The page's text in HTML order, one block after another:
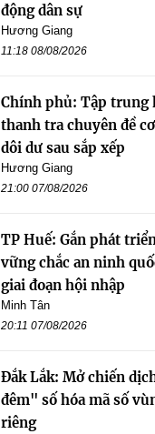
động dân sự
Hương Giang
11:18 08/08/2026
Chính phủ: Tập trung
thanh tra chuyên đề
dôi dư sau sắp xếp
Hương Giang
21:00 07/08/2026
TP Huế: Gắn phát
vững chắc an ninh
giai đoạn hội nhập
Minh Tân
20:11 07/08/2026
Đắk Lắk: Mở chiến
đêm" số hóa mã số
riêng